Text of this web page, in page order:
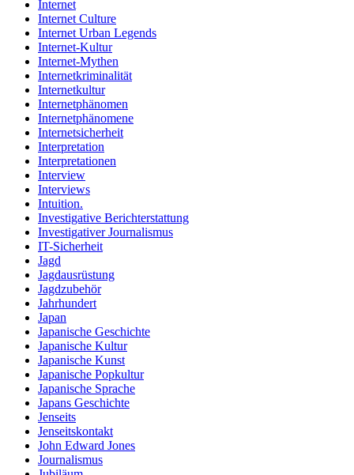
Internet
Internet Culture
Internet Urban Legends
Internet-Kultur
Internet-Mythen
Internetkriminalität
Internetkultur
Internetphänomen
Internetphänomene
Internetsicherheit
Interpretation
Interpretationen
Interview
Interviews
Intuition.
Investigative Berichterstattung
Investigativer Journalismus
IT-Sicherheit
Jagd
Jagdausrüstung
Jagdzubehör
Jahrhundert
Japan
Japanische Geschichte
Japanische Kultur
Japanische Kunst
Japanische Popkultur
Japanische Sprache
Japans Geschichte
Jenseits
Jenseitskontakt
John Edward Jones
Journalismus